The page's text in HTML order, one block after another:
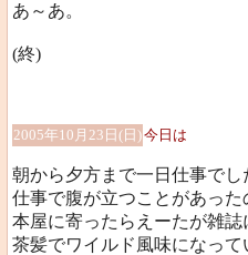
あ～あ。
(終)
2005年10月23日(日)今日は
朝から夕方まで一日仕事でし
仕事で腹が立つことがあった
本屋に寄ったらえーたが雑
茶髪でワイルド風味になって